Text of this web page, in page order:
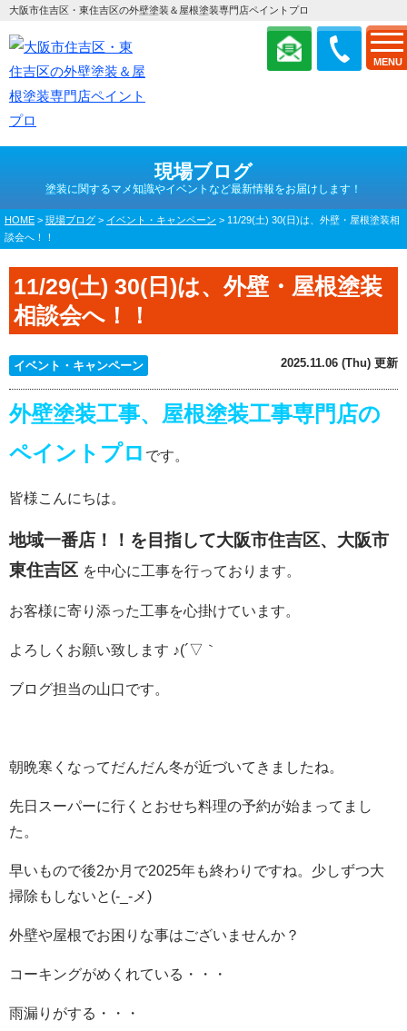
MENU
大阪市住吉区・東住吉区の外壁塗装＆屋根塗装専門店ペイントプロ
現場ブログ
塗装に関するマメ知識やイベントなど最新情報をお届けします！
HOME > 現場ブログ > イベント・キャンペーン > 11/29(土) 30(日)は、外壁・屋根塗装相
談会へ！！
11/29(土) 30(日)は、外壁・屋根塗装
相談会へ！！
イベント・キャンペーン 2025.11.06 (Thu) 更新
外壁塗装工事、屋根塗装工事専門店の
ペイントプロ です。
皆様こんにちは。
地域一番店！！を目指して大阪市住吉区、大阪市
東住吉区 を中心に工事を行っております。
お客様に寄り添った工事を心掛けています。
よろしくお願い致します ♪(´▽｀
ブログ担当の山口です。
朝晩寒くなってだんだん冬が近づいてきましたね。
先日スーパーに行くとおせち料理の予約が始まってまし
た。
早いもので後2か月で2025年も終わりですね。少しずつ大
掃除もしないと(-_-メ)
外壁や屋根でお困りな事はございませんか？
コーキングがめくれている・・・
雨漏りがする・・・